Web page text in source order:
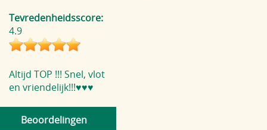
Tevredenheidsscore:
4.9
Altijd TOP !!! Snel, vlot
en vriendelijk!!!♥️♥️♥️
Beoordelingen